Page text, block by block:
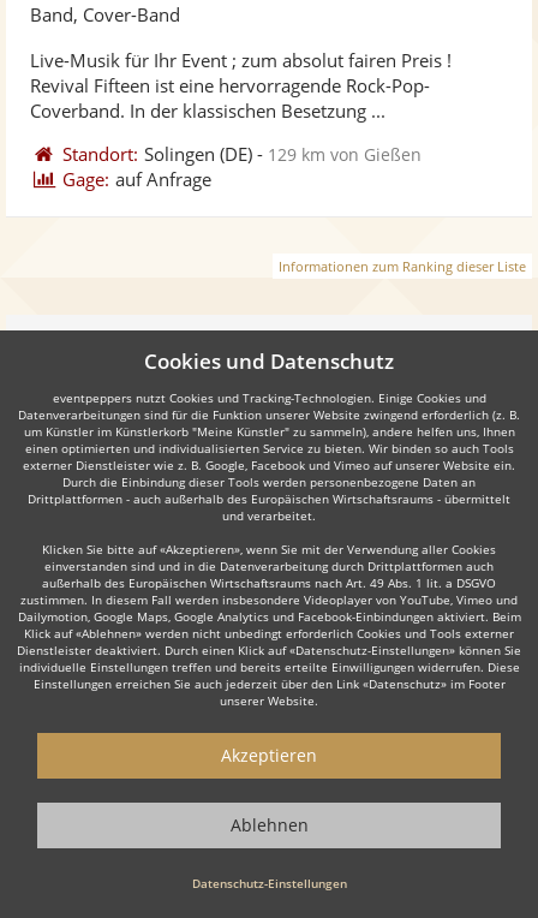
Band, Cover-Band
Live-Musik für Ihr Event ; zum absolut fairen Preis !
Revival Fifteen ist eine hervorragende Rock-Pop-
Coverband. In der klassischen Besetzung ...
Standort: Solingen (DE) - 129 km von Gießen
Gage: auf Anfrage
Informationen zum Ranking dieser Liste
Weiter
Auch interessant:
Irish Folk Country Party- & Coverband Alternative
Starten Sie mit dem Button 'Kostenlos anfragen' eine Anfrage an die für
Sie interessanten Bands - also z. B. bestimmte Rockbands. Diesen
Button finden Sie auf den jeweiligen Künstler-Profil-Seiten der Musiker.
Cookies und Datenschutz
eventpeppers nutzt Cookies und Tracking-Technologien. Einige Cookies und
Datenverarbeitungen sind für die Funktion unserer Website zwingend erforderlich (z. B.
um Künstler im Künstlerkorb "Meine Künstler" zu sammeln), andere helfen uns, Ihnen
einen optimierten und individualisierten Service zu bieten. Wir binden so auch Tools
externer Dienstleister wie z. B. Google, Facebook und Vimeo auf unserer Website ein.
Durch die Einbindung dieser Tools werden personenbezogene Daten an
Drittplattformen - auch außerhalb des Europäischen Wirtschaftsraums - übermittelt
und verarbeitet.
Klicken Sie bitte auf «Akzeptieren», wenn Sie mit der Verwendung aller Cookies
einverstanden sind und in die Datenverarbeitung durch Drittplattformen auch
außerhalb des Europäischen Wirtschaftsraums nach Art. 49 Abs. 1 lit. a DSGVO
zustimmen. In diesem Fall werden insbesondere Videoplayer von YouTube, Vimeo und
Dailymotion, Google Maps, Google Analytics und Facebook-Einbindungen aktiviert. Beim
Klick auf «Ablehnen» werden nicht unbedingt erforderlich Cookies und Tools externer
Dienstleister deaktiviert. Durch einen Klick auf «Datenschutz-Einstellungen» können Sie
individuelle Einstellungen treffen und bereits erteilte Einwilligungen widerrufen. Diese
Einstellungen erreichen Sie auch jederzeit über den Link «Datenschutz» im Footer
unserer Website.
Datenschutz-Einstellungen
Akzeptieren
Ablehnen